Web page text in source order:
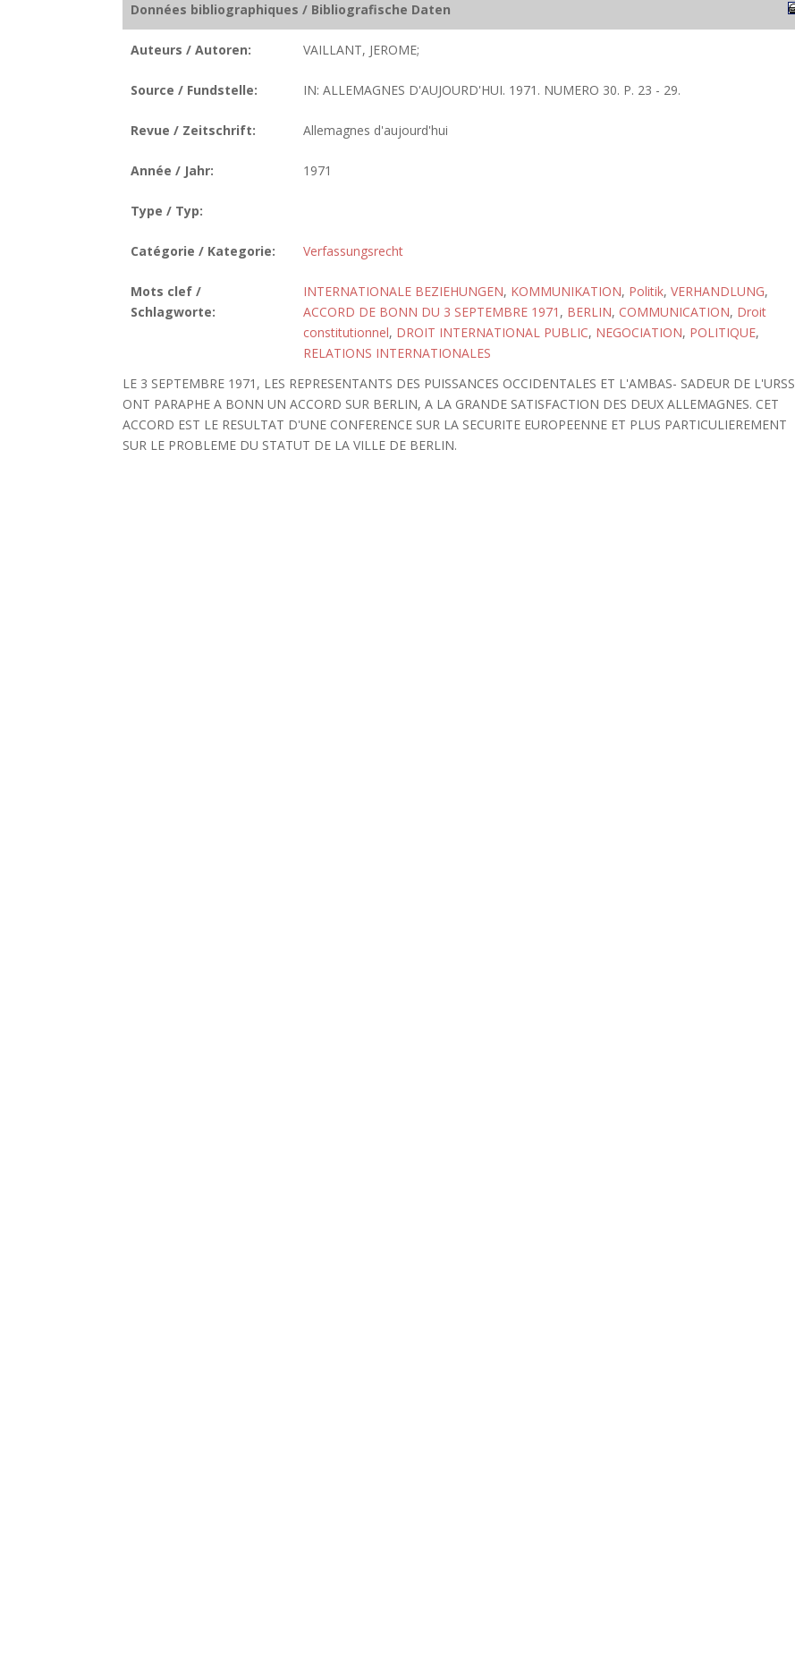
Données bibliographiques / Bibliografische Daten
Auteurs / Autoren: VAILLANT, JEROME;
Source / Fundstelle: IN: ALLEMAGNES D'AUJOURD'HUI. 1971. NUMERO 30. P. 23 - 29.
Revue / Zeitschrift: Allemagnes d'aujourd'hui
Année / Jahr: 1971
Type / Typ:
Catégorie / Kategorie: Verfassungsrecht
Mots clef /
Schlagworte:
INTERNATIONALE BEZIEHUNGEN, KOMMUNIKATION, Politik, VERHANDLUNG,
ACCORD DE BONN DU 3 SEPTEMBRE 1971 , BERLIN, COMMUNICATION, Droit
constitutionnel, DROIT INTERNATIONAL PUBLIC, NEGOCIATION, POLITIQUE,
RELATIONS INTERNATIONALES
LE 3 SEPTEMBRE 1971, LES REPRESENTANTS DES PUISSANCES OCCIDENTALES ET L'AMBAS- SADEUR DE L'URSS
ONT PARAPHE A BONN UN ACCORD SUR BERLIN, A LA GRANDE SATISFACTION DES DEUX ALLEMAGNES. CET
ACCORD EST LE RESULTAT D'UNE CONFERENCE SUR LA SECURITE EUROPEENNE ET PLUS PARTICULIEREMENT
SUR LE PROBLEME DU STATUT DE LA VILLE DE BERLIN.